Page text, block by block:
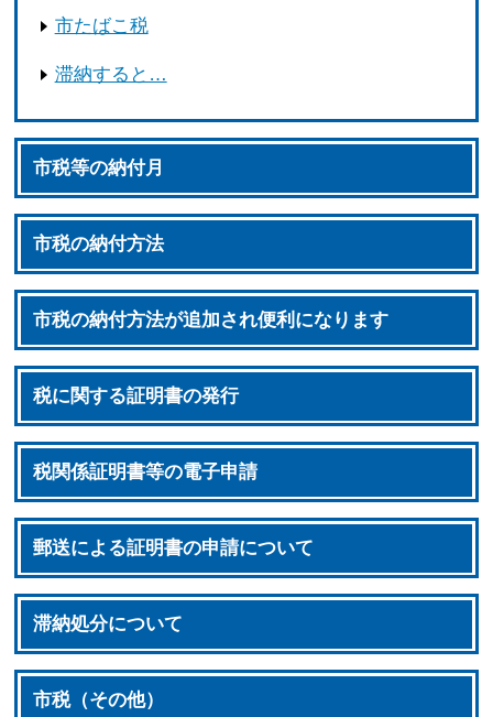
市たばこ税
滞納すると…
市税等の納付月
市税の納付方法
市税の納付方法が追加され便利になります
税に関する証明書の発行
税関係証明書等の電子申請
郵送による証明書の申請について
滞納処分について
市税（その他）